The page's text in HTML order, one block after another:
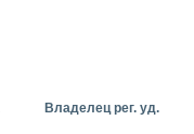
Владелец рег. уд.